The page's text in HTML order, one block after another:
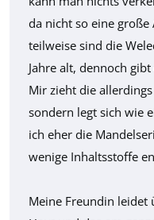
da nicht so eine
teilweise sind die
Jahre alt, dennoch
Mir zieht die
sondern legt sich wie
ich eher die
wenige Inhaltsstoffe
Meine Freundin leidet